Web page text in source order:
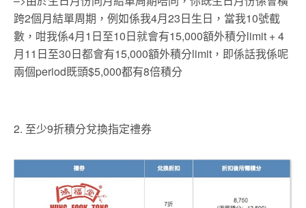
跨2個月結單周期，例如係我4月23日生日，當我10號截
數，咁我係4月1日至10日就會有15,000額外積分limit + 4
月11日至30日都會有15,000額外積分limit，即係話我係呢
兩個period既頭$5,000都有8倍積分
2. 至少9折積分兌換指定禮券